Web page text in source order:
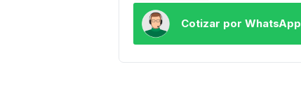
Cotizar por WhatsApp